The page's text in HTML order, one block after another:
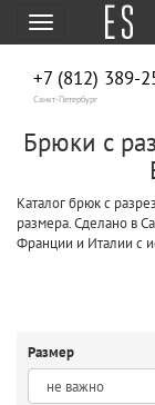
Меню
+7 (812) 389-
Санкт-Петербург
Брюки с
Каталог брюк с
размера. Сделано в
Франции и Италии с
Размер